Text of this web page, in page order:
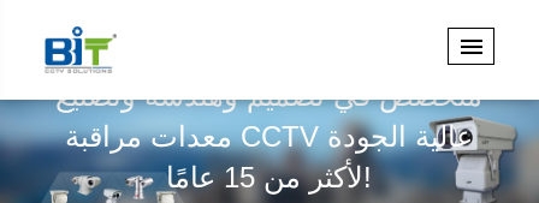
متخصص في تصميم وهندسة وتصنيع
معدات مراقبة CCTV عالية الجودة
لأكثر من 15 عامًا!